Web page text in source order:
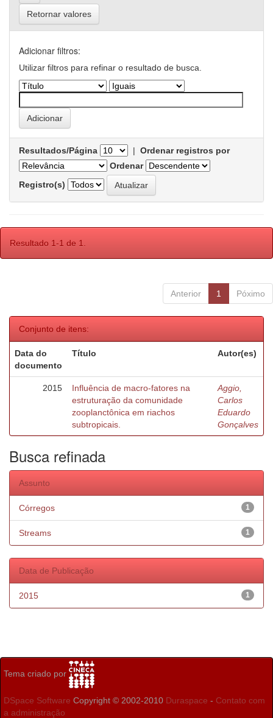
Retornar valores
Adicionar filtros:
Utilizar filtros para refinar o resultado de busca.
Resultados/Página | Ordenar registros por
Ordenar
Registro(s)
Resultado 1-1 de 1.
Anterior 1 Póximo
Conjunto de itens:
Data do
documento
Título Autor(es)
2015
Influência de macro-fatores na
estruturação da comunidade
zooplanctônica em riachos
subtropicais.
Aggio,
Carlos
Eduardo
Gonçalves
Busca refinada
Assunto
1
Córregos
1
Streams
Data de Publicação
1
2015
Tema criado por
DSpace Software Copyright © 2002-2010 Duraspace - Contato com
a administração